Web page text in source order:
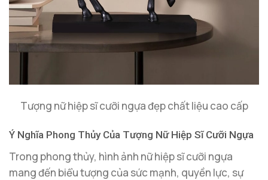
Tượng nữ hiệp sĩ cưỡi ngựa đẹp chất liệu cao cấp
Ý Nghĩa Phong Thủy Của Tượng Nữ Hiệp Sĩ Cưỡi Ngựa
Trong phong thủy, hình ảnh nữ hiệp sĩ cưỡi ngựa
mang đến biểu tượng của sức mạnh, quyền lực, sự